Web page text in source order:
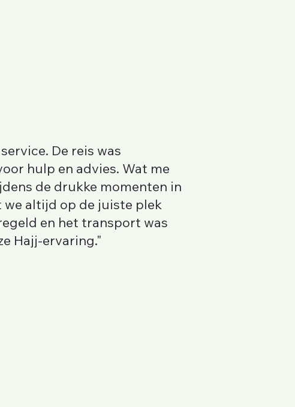
De reis was
hulp en advies. Wat me
de drukke momenten in
we altijd op de juiste plek
en het transport was
Hajj-ervaring."